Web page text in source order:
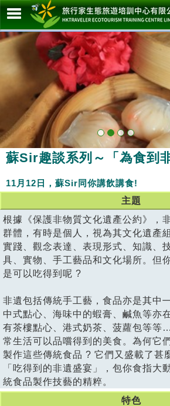
蘇Sir趣談系列～「為食到非
11月12日，蘇Sir同你講飲講食!
主題
根據《保護非物質文化遺產公約》，
群體，有時是個人，視為其文化遺產
實踐、觀念表達、表現形式、知識、
具、實物、手工藝品和文化場所。但
是可以吃得到呢 ?
非遺包括傳統手工藝，食品亦是其中
中式點心、海味中的蝦膏、鹹魚等亦
有茶樓點心、港式奶茶、菠蘿包等等
常生活可以品嚐得到的美食。為何它
製作這些傳統食品 ? 它們又盛載了甚
「吃得到的非遺盛宴」，包你食指大
統食品製作技藝的精粹。
特色